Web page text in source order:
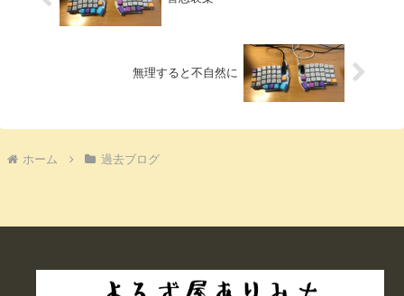
無理すると不自然に
ホーム 過去ブログ